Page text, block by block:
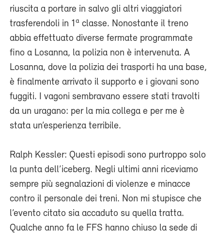
riuscita a portare in salvo gli altri viaggiatori
trasferendoli in 1ª classe. Nonostante il treno
abbia effettuato diverse fermate programmate
fino a Losanna, la polizia non è intervenuta. A
Losanna, dove la polizia dei trasporti ha una base,
è finalmente arrivato il supporto e i giovani sono
fuggiti. I vagoni sembravano essere stati travolti
da un uragano: per la mia collega e per me è
stata un’esperienza terribile.
Ralph Kessler: Questi episodi sono purtroppo solo
la punta dell’iceberg. Negli ultimi anni riceviamo
sempre più segnalazioni di violenze e minacce
contro il personale dei treni. Non mi stupisce che
l’evento citato sia accaduto su quella tratta.
Qualche anno fa le FFS hanno chiuso la sede di